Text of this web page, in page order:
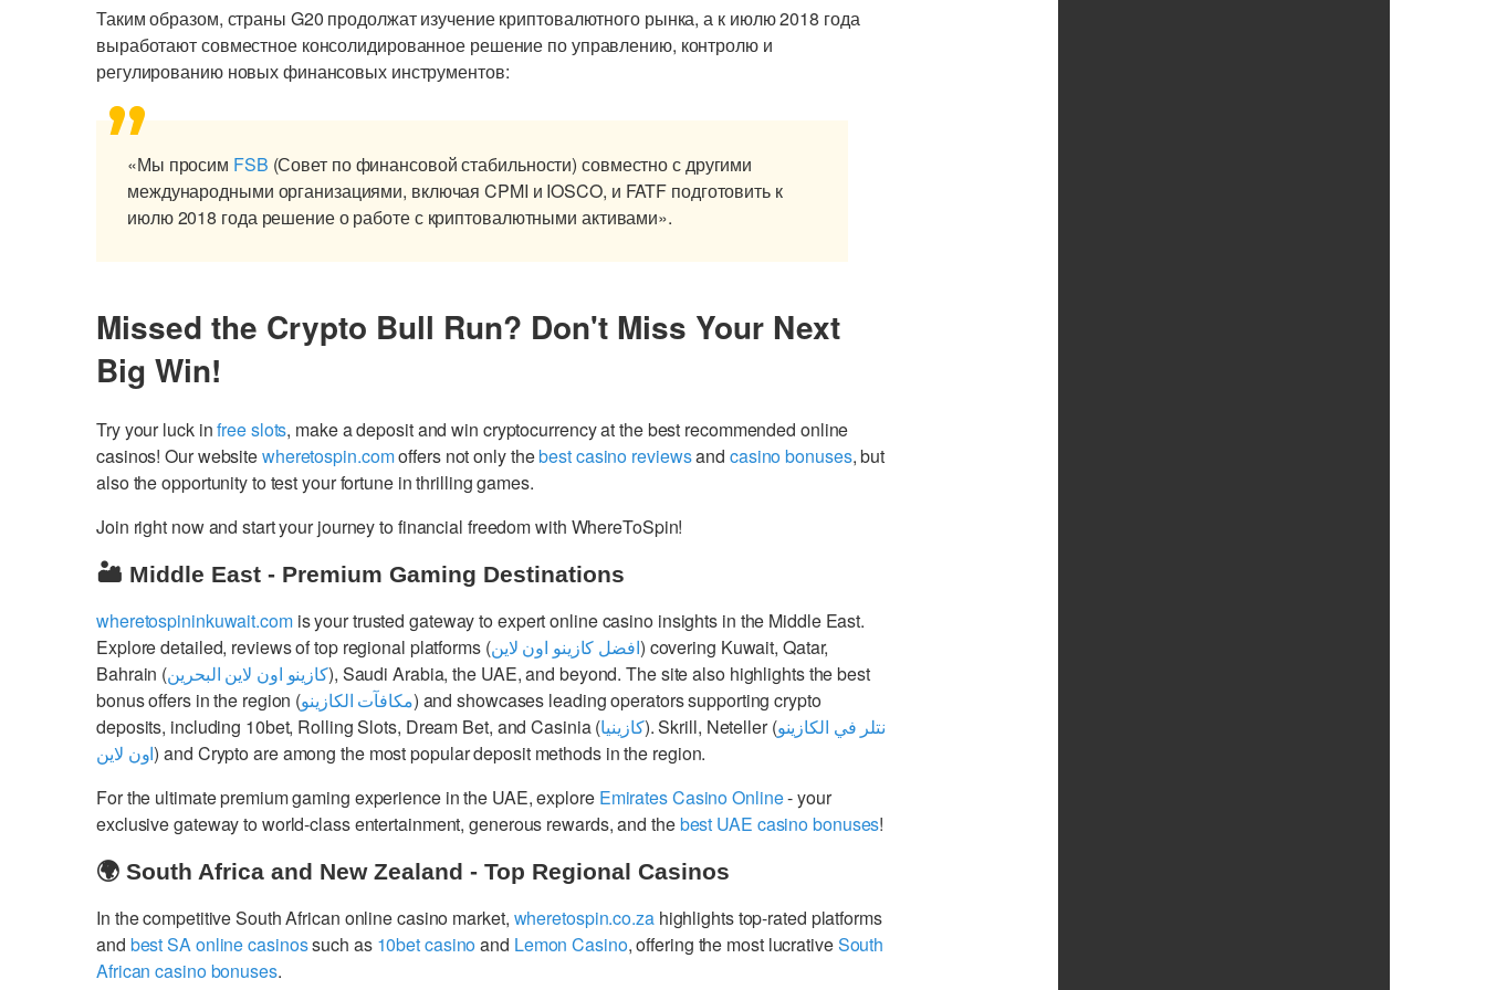
Таким образом, страны G20 продолжат изучение криптовалютного рынка, а к июлю 2018 года
выработают совместное консолидированное решение по управлению, контролю и
регулированию новых финансовых инструментов:
«Мы просим FSB (Совет по финансовой стабильности) совместно с другими
международными организациями, включая CPMI и IOSCO, и FATF подготовить к
июлю 2018 года решение о работе с криптовалютными активами».
Missed the Crypto Bull Run? Don't Miss Your Next
Big Win!
Try your luck infree slots, make a deposit and win cryptocurrency at the best recommended online
casinos! Our websitewheretospin.comoffers not only thebest casino reviewsand casino bonuses, but
also the opportunity to test your fortune in thrilling games.
Join right now and start your journey to financial freedom with WhereToSpin!
🏜️ Middle East - Premium Gaming Destinations
wheretospininkuwait.comis your trusted gateway to expert online casino insights in the Middle East.
Explore detailed, reviews of top regional platforms (افضل كازينو اون لاين) covering Kuwait, Qatar,
Bahrain (كازينو اون لاين البحرين), Saudi Arabia, the UAE, and beyond. The site also highlights the best
bonus offers in the region (مكافآت الكازينو) and showcases leading operators supporting crypto
deposits, including 10bet, Rolling Slots, Dream Bet, and Casinia (كازينيا). Skrill, Neteller (نتلر في الكازينو
اون لاين) and Crypto are among the most popular deposit methods in the region.
For the ultimate premium gaming experience in the UAE, explore Emirates Casino Online- your
exclusive gateway to world-class entertainment, generous rewards, and thebest UAE casino bonuses!
🌍 South Africa and New Zealand - Top Regional Casinos
In the competitive South African online casino market, wheretospin.co.zahighlights top-rated platforms
and best SA online casinossuch as 10bet casinoand Lemon Casino, offering the most lucrativeSouth
African casino bonuses.